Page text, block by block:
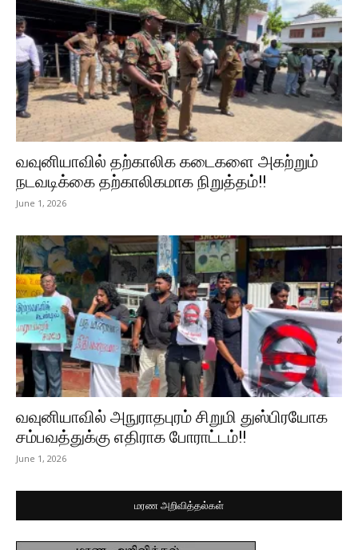
வவுனியாவில் தற்காலிக கடைகளை அகற்றும்
நடவடிக்கை தற்காலிகமாக நிறுத்தம்!!
June 1, 2026
வவுனியாவில் அநுராதபுரம் சிறுமி துஸ்பிரயோக
சம்பவத்துக்கு எதிராக போராட்டம்!!
June 1, 2026
மரண அறிவித்தல்கள்